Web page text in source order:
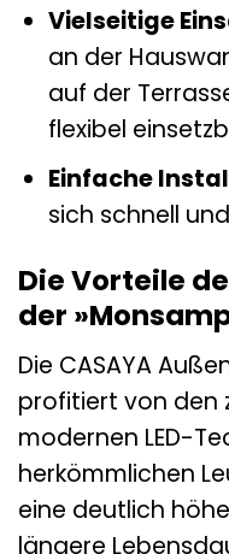
Vielseitige
an der
auf der
flexibel
Einfache
sich schnell
Die Vorteile
der
Die CASAYA
profitiert von den
modernen LED-
herkömmlichen
eine deutlich
längere